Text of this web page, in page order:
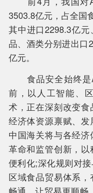
中新互
3503.8亿元，占全国
其中进口2298.3亿
品、酒类分别进出口
亿元。
食品安全始终是
前，以人工智能、
术，正在深刻改变
经济体资源禀赋、发
中国海关将与各经
革命和监管创新，
便利化;深化规则对
区域食品贸易体系